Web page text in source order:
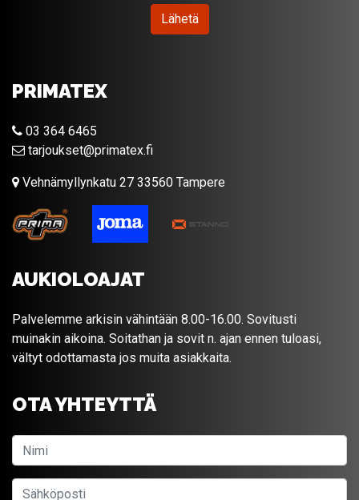
Lähetä
PRIMATEX
03 364 6465
tarjoukset@primatex.fi
Vehnämyllynkatu 27 33560 Tampere
AUKIOLOAJAT
Palvelemme arkisin vähintään 8.00-16.00. Sovitusti
muinakin aikoina. Soitathan ja sovit n. ajan ennen tuloasi,
vältyt odottamasta jos muita asiakkaita.
OTA YHTEYTTÄ